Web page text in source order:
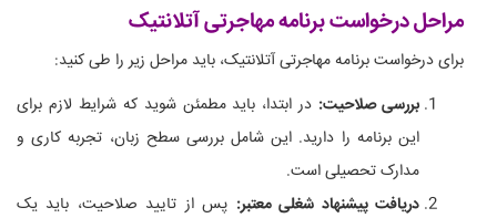
مراحل درخواست برنامه مهاجرتی آتلانتیک
برای درخواست برنامه مهاجرتی آتلانتیک، باید مراحل زیر را طی کنید:
بررسی صلاحیت: در ابتدا، باید مطمئن شوید که شرایط لازم برای
این برنامه را دارید. این شامل بررسی سطح زبان، تجربه کاری و
مدارک تحصیلی است.
دریافت پیشنهاد شغلی معتبر: پس از تایید صلاحیت، باید یک